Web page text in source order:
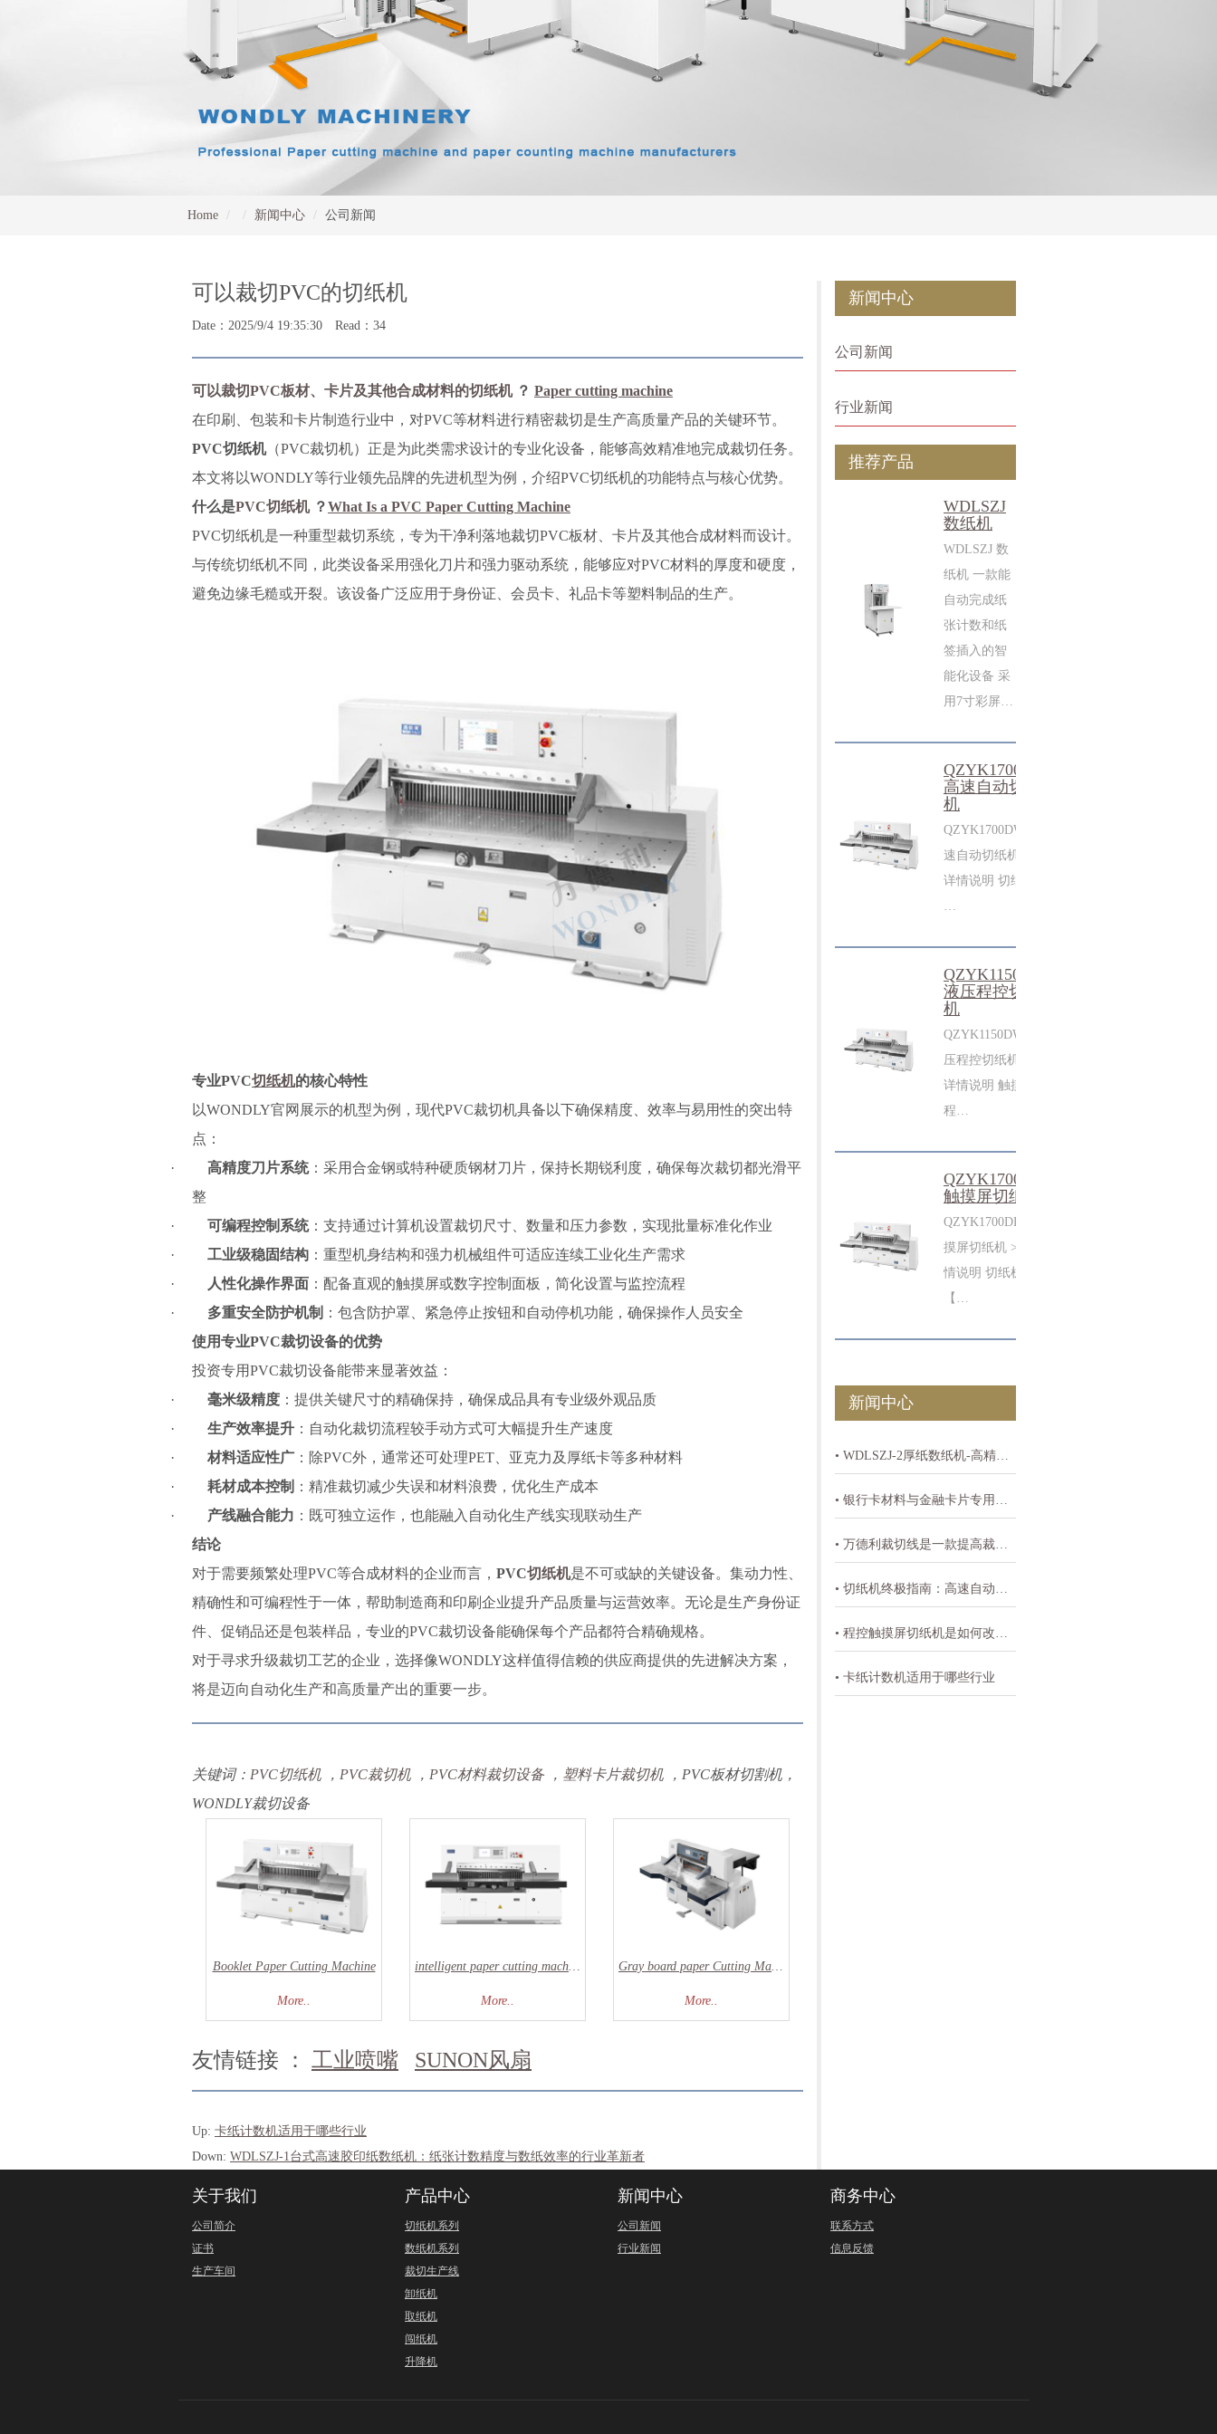
Home 新闻中心 公司新闻
可以裁切PVC的切纸机
Date：2025/9/4 19:35:30 Read：34
可以裁切PVC板材、卡片及其他合成材料的切纸机？ Paper cutting machine
在印刷、包装和卡片制造行业中，对PVC等材料进行精密裁切是生产高质量产品的关键环节。
PVC切纸机（PVC裁切机）正是为此类需求设计的专业化设备，能够高效精准地完成裁切任务。
本文将以WONDLY等行业领先品牌的先进机型为例，介绍PVC切纸机的功能特点与核心优势。
什么是PVC切纸机？What Is a PVC Paper Cutting Machine
PVC切纸机是一种重型裁切系统，专为干净利落地裁切PVC板材、卡片及其他合成材料而设计。
与传统切纸机不同，此类设备采用强化刀片和强力驱动系统，能够应对PVC材料的厚度和硬度，
避免边缘毛糙或开裂。该设备广泛应用于身份证、会员卡、礼品卡等塑料制品的生产。
专业PVC切纸机的核心特性
以WONDLY官网展示的机型为例，现代PVC裁切机具备以下确保精度、效率与易用性的突出特
点：
· 高精度刀片系统：采用合金钢或特种硬质钢材刀片，保持长期锐利度，确保每次裁切都光滑平
整
· 可编程控制系统：支持通过计算机设置裁切尺寸、数量和压力参数，实现批量标准化作业
· 工业级稳固结构 ：重型机身结构和强力机械组件可适应连续工业化生产需求
·
人性化操作界面 ：配备直观的触摸屏或数字控制面板，简化设置与监控流程
· 多重安全防护机制 ：包含防护罩、紧急停止按钮和自动停机功能，确保操作人员安全
使用专业PVC裁切设备的优势
投资专用PVC裁切设备能带来显著效益：
· 毫米级精度 ：提供关键尺寸的精确保持，确保成品具有专业级外观品质
· 生产效率提升 ：自动化裁切流程较手动方式可大幅提升生产速度
· 材料适应性广 ：除PVC外，通常还可处理PET、亚克力及厚纸卡等多种材料
· 耗材成本控制 ：精准裁切减少失误和材料浪费，优化生产成本
· 产线融合能力 ：既可独立运作，也能融入自动化生产线实现联动生产
结论
对于需要频繁处理PVC等合成材料的企业而言， PVC切纸机是不可或缺的关键设备。集动力性、
精确性和可编程性于一体，帮助制造商和印刷企业提升产品质量与运营效率。无论是生产身份证
件、促销品还是包装样品，专业的PVC裁切设备能确保每个产品都符合精确规格。
对于寻求升级裁切工艺的企业，选择像WONDLY这样值得信赖的供应商提供的先进解决方案，
将是迈向自动化生产和高质量产出的重要一步。
关键词： PVC切纸机 ， PVC裁切机 ， PVC材料裁切设备 ， 塑料卡片裁切机 ， PVC板材切割机，
WONDLY裁切设备
Booklet Paper Cutting Machine
More..
intelligent paper cutting machine
More..
Gray board paper Cutting Machine
More..
友情链接 ： 工业喷嘴 SUNON风扇
Up: 卡纸计数机适用于哪些行业
Down: WDLSZJ-1台式高速胶印纸数纸机：纸张计数精度与数纸效率的行业革新者
新闻中心
公司新闻
行业新闻
推荐产品
WDLSZJ
数纸机
WDLSZJ 数
纸机 一款能
自动完成纸
张计数和纸
签插入的智
能化设备 采
用7寸彩屏…
QZYK1700DW
高速自动切纸
机
QZYK1700DW 高
速自动切纸机 >>
详情说明 切纸机
…
QZYK1150DW
液压程控切纸
机
QZYK1150DW 液
压程控切纸机 >>
详情说明 触摸屏
程…
QZYK1700DF
触摸屏切纸机
QZYK1700DF 触
摸屏切纸机 >> 详
情说明 切纸机
【…
新闻中心
• WDLSZJ-2厚纸数纸机-高精度80-400gsm纸张计数设备
• 银行卡材料与金融卡片专用切纸机
• 万德利裁切线是一款提高裁切效率降低劳动体能是印刷厂降本增效的必备机器
• 切纸机终极指南：高速自动切纸机的工作原理与综合解析
• 程控触摸屏切纸机是如何改变印刷切纸裁切和纸制品切割
• 卡纸计数机适用于哪些行业
关于我们
公司简介
证书
生产车间
产品中心
切纸机系列
数纸机系列
裁切生产线
卸纸机
取纸机
闯纸机
升降机
新闻中心
公司新闻
行业新闻
商务中心
联系方式
信息反馈